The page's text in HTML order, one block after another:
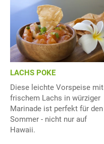
LACHS POKE
Diese leichte Vorspeise mit
frischem Lachs in würziger
Marinade ist perfekt für den
Sommer - nicht nur auf
Hawaii.